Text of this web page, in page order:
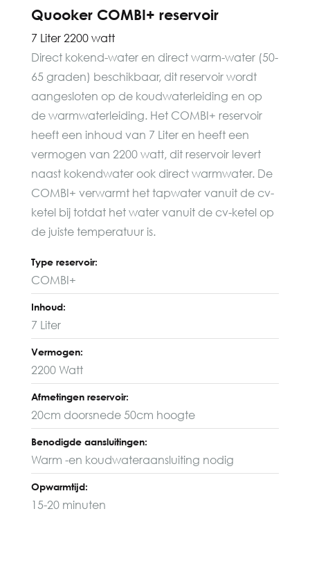
Quooker COMBI+ reservoir
7 Liter 2200 watt
Direct kokend-water en direct warm-water (50-
65 graden) beschikbaar, dit reservoir wordt
aangesloten op de koudwaterleiding en op
de warmwaterleiding. Het COMBI+ reservoir
heeft een inhoud van 7 Liter en heeft een
vermogen van 2200 watt, dit reservoir levert
naast kokendwater ook direct warmwater. De
COMBI+ verwarmt het tapwater vanuit de cv-
ketel bij totdat het water vanuit de cv-ketel op
de juiste temperatuur is.
Type reservoir:
COMBI+
Inhoud:
7 Liter
Vermogen:
2200 Watt
Afmetingen reservoir:
20cm doorsnede 50cm hoogte
Benodigde aansluitingen:
Warm -en koudwateraansluiting nodig
Opwarmtijd:
15-20 minuten